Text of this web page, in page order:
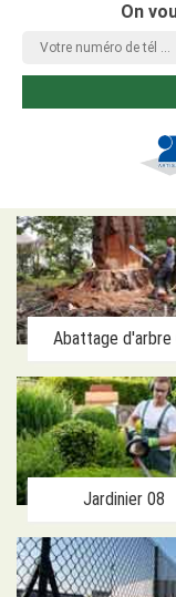
On
Abattage d'arbre
Jardinier 08